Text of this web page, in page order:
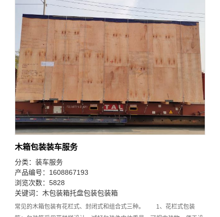
木箱包装装车服务
分类： 装车服务
产品编号：1608867193
浏览次数：5828
关键词： 木包装箱托盘包装包装箱
常见的木箱包装有花栏式、封闭式和组合式三种。 1、花栏式包装